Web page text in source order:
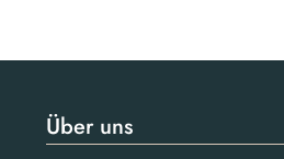
Über uns